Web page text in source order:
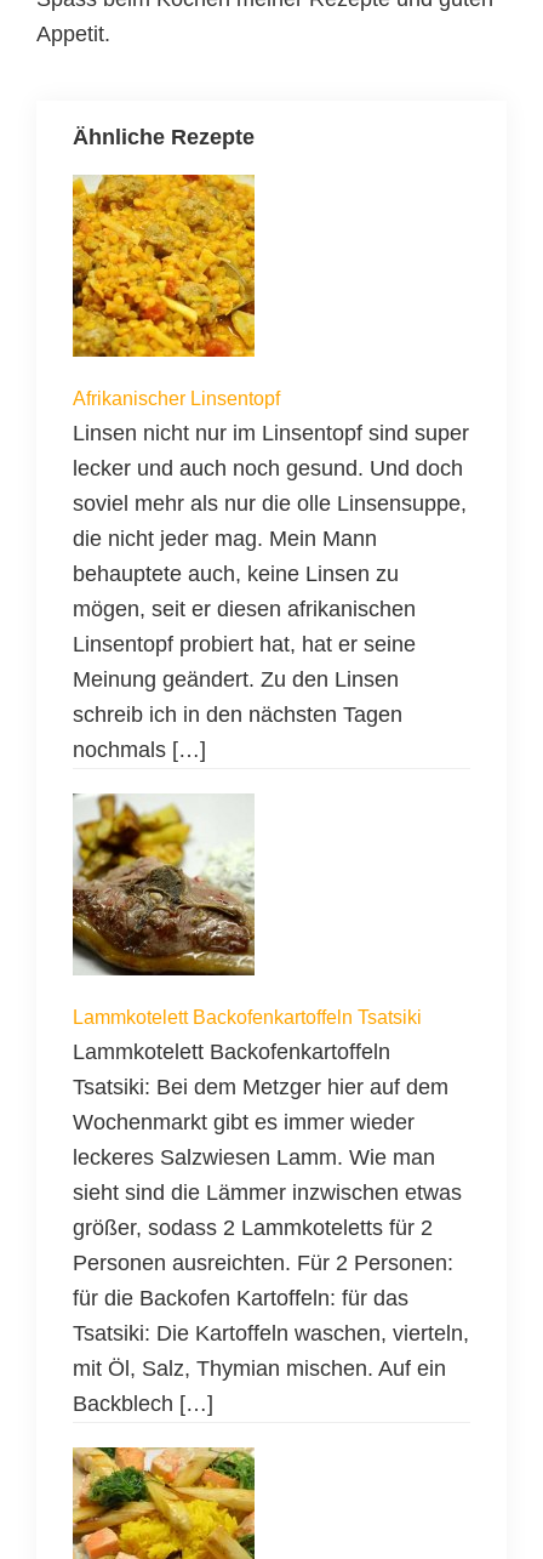
Appetit.
Ähnliche Rezepte
Afrikanischer Linsentopf
Linsen nicht nur im Linsentopf sind super
lecker und auch noch gesund. Und doch
soviel mehr als nur die olle Linsensuppe,
die nicht jeder mag. Mein Mann
behauptete auch, keine Linsen zu
mögen, seit er diesen afrikanischen
Linsentopf probiert hat, hat er seine
Meinung geändert. Zu den Linsen
schreib ich in den nächsten Tagen
nochmals […]
Lammkotelett Backofenkartoffeln Tsatsiki
Lammkotelett Backofenkartoffeln
Tsatsiki: Bei dem Metzger hier auf dem
Wochenmarkt gibt es immer wieder
leckeres Salzwiesen Lamm. Wie man
sieht sind die Lämmer inzwischen etwas
größer, sodass 2 Lammkoteletts für 2
Personen ausreichten. Für 2 Personen:
für die Backofen Kartoffeln: für das
Tsatsiki: Die Kartoffeln waschen, vierteln,
mit Öl, Salz, Thymian mischen. Auf ein
Backblech […]